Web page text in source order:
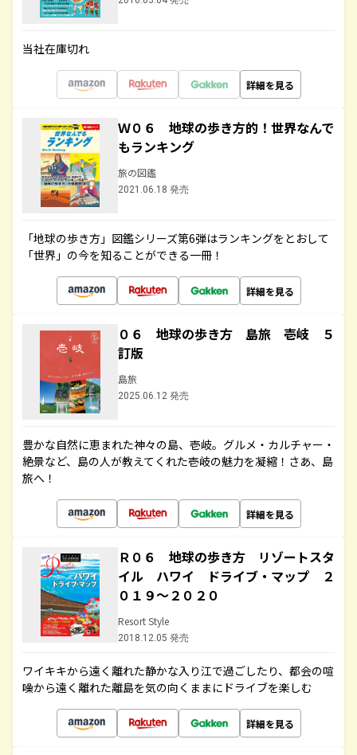
当社在庫切れ
詳細を見る
Ｗ０６ 地球の歩き方的！世界なんで
もランキング
旅の図鑑
2021.06.18 発売
「地球の歩き方」図鑑シリーズ第6弾はランキングをとおして
「世界」の今を知ることができる一冊！
詳細を見る
０６ 地球の歩き方 島旅 壱岐 ５
訂版
島旅
2025.06.12 発売
豊かな自然に恵まれた神々の島、壱岐。グルメ・カルチャー・
絶景など、島の人が教えてくれた壱岐の魅力を凝縮！さあ、島
旅へ！
詳細を見る
Ｒ０６ 地球の歩き方 リゾートスタ
イル ハワイ ドライブ・マップ ２
０１９～２０２０
Resort Style
2018.12.05 発売
ワイキキから遠く離れた静かな入り江で過ごしたり、都会の喧
噪から遠く離れた離島を気の向くままにドライブを楽しむ
詳細を見る